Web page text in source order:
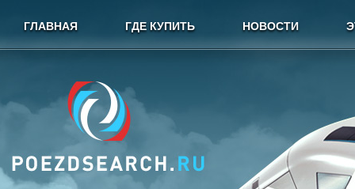
ГЛАВНАЯ ГДЕ КУПИТЬ НОВОСТИ